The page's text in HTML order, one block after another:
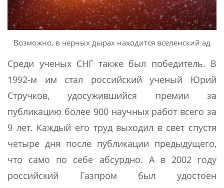
Возможно, в черных дырах находится вселенский ад
Среди ученых СНГ также был победитель. В
1992-м им стал российский ученый Юрий
Стручков, удосужившийся премии за
публикацию более 900 научных работ всего за
9 лет. Каждый его труд выходил в свет спустя
четыре дня после публикации предыдущего,
что само по себе абсурдно. А в 2002 году
российский Газпром был удостоен